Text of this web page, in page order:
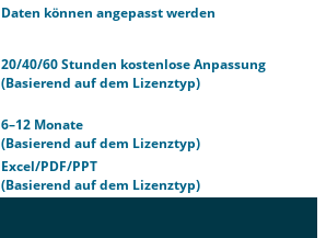
Daten können angepasst werden
20/40/60 Stunden kostenlose Anpassung
(Basierend auf dem Lizenztyp)
6–12 Monate
(Basierend auf dem Lizenztyp)
Excel/PDF/PPT
(Basierend auf dem Lizenztyp)